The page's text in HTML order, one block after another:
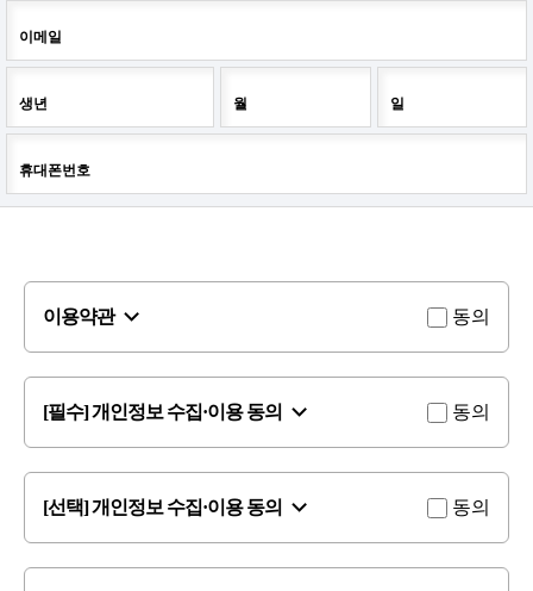
이메일
생년 월 일
휴대폰번호
이용약관 동의
[필수] 개인정보 수집·이용 동의 동의
[선택] 개인정보 수집·이용 동의 동의